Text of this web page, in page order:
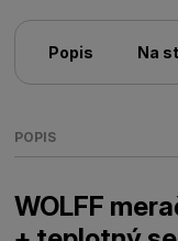
Popis Na
POPIS
WOLFF